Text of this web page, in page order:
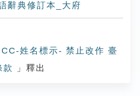
辭典修訂本_大府
姓名標示- 禁止改作 臺
款
」釋出